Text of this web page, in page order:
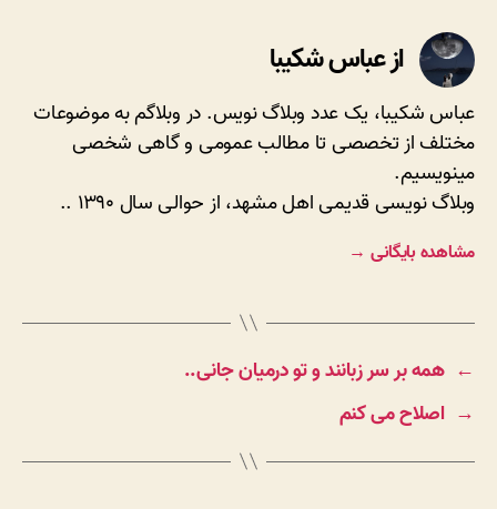
از عباس شکیبا
عباس شکیبا، یک عدد وبلاگ نویس. در وبلاگم به موضوعات
مختلف از تخصصی تا مطالب عمومی و گاهی شخصی
مینویسیم.
وبلاگ نویسی قدیمی اهل مشهد، از حوالی سال ۱۳۹۰ ..
مشاهده بایگانی →
← همه بر سر زبانند و تو درمیان جانی..
→ اصلاح می کنم